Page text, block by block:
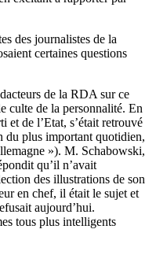
des journalistes de la
certaines questions
de la RDA sur ce
culte de la personnalité. En
de l’Etat, s’était retrouvé
du plus important quotidien,
»). M. Schabowski,
qu’il n’avait
des illustrations de son
en chef, il était le sujet et
aujourd’hui.
tous plus intelligents